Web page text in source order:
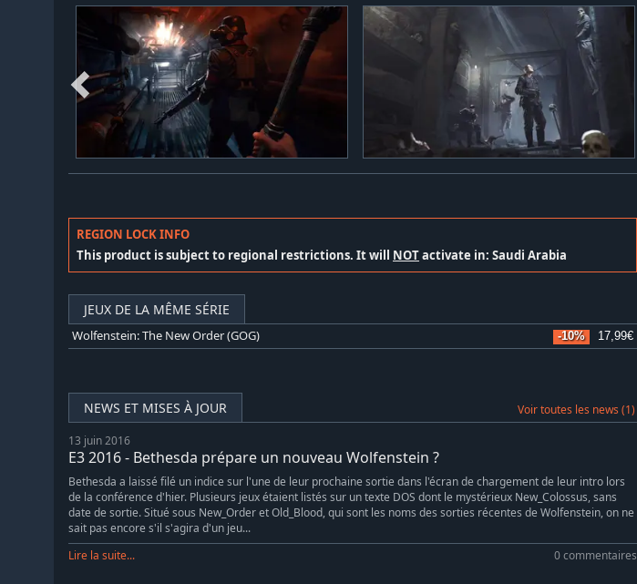
REGION LOCK INFO
This product is subject to regional restrictions. It will NOTactivate in: Saudi Arabia
JEUX DE LA MÊME SÉRIE
Wolfenstein: The New Order (GOG) -10% 17,99€
NEWS ET MISES À JOUR Voir toutes les news (1)
13 juin 2016
E3 2016 - Bethesda prépare un nouveau Wolfenstein ?
Bethesda a laissé filé un indice sur l'une de leur prochaine sortie dans l'écran de chargement de leur intro lors
de la conférence d'hier. Plusieurs jeux étaient listés sur un texte DOS dont le mystérieux New_Colossus, sans
date de sortie. Situé sous New_Order et Old_Blood, qui sont les noms des sorties récentes de Wolfenstein, on ne
sait pas encore s'il s'agira d'un jeu...
Lire la suite...
0 commentaires